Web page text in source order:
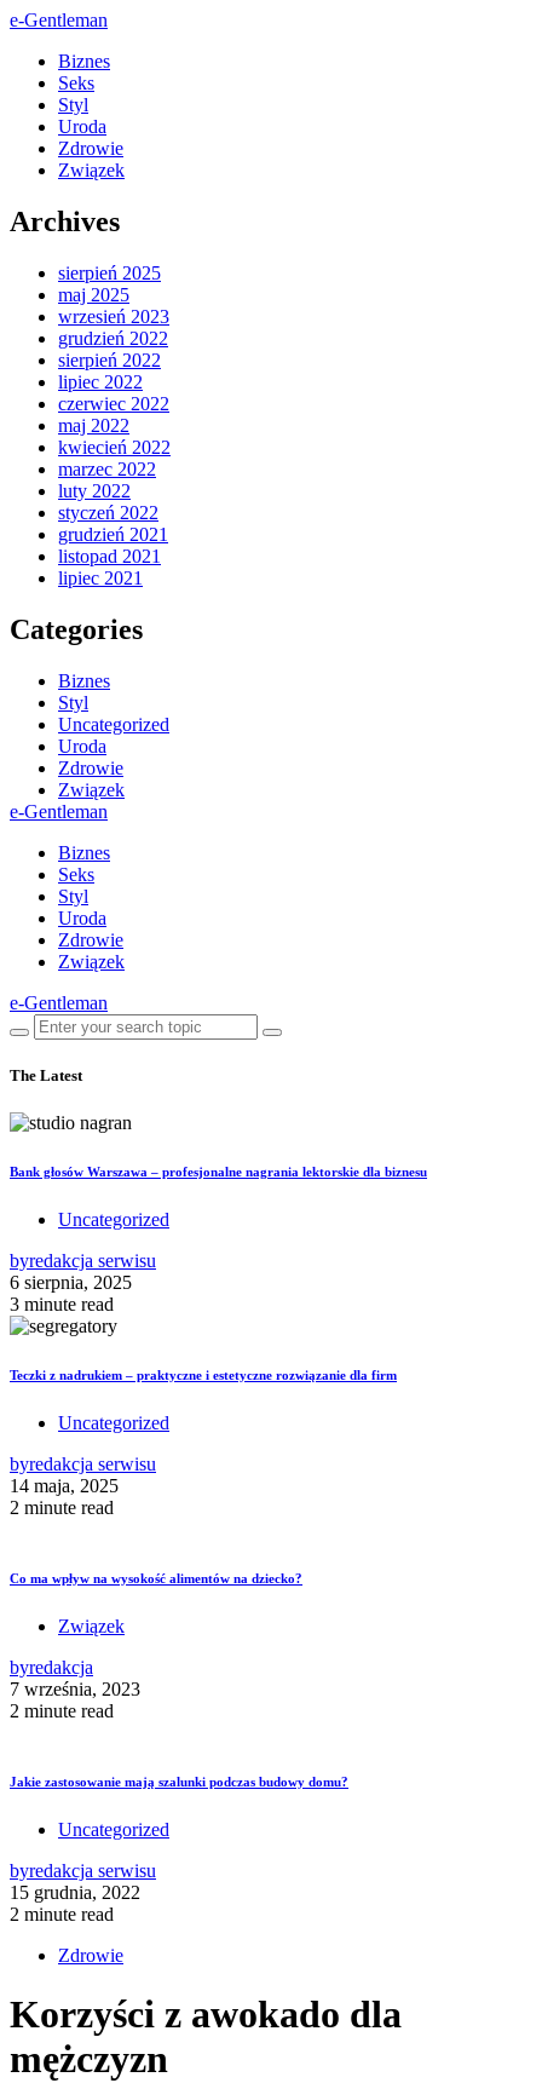
e-Gentleman
Biznes
Seks
Styl
Uroda
Zdrowie
Związek
Archives
sierpień 2025
maj 2025
wrzesień 2023
grudzień 2022
sierpień 2022
lipiec 2022
czerwiec 2022
maj 2022
kwiecień 2022
marzec 2022
luty 2022
styczeń 2022
grudzień 2021
listopad 2021
lipiec 2021
Categories
Biznes
Styl
Uncategorized
Uroda
Zdrowie
Związek
e-Gentleman
Biznes
Seks
Styl
Uroda
Zdrowie
Związek
e-Gentleman
The Latest
Bank głosów Warszawa – profesjonalne nagrania lektorskie dla biznesu
Uncategorized
byredakcja serwisu
6 sierpnia, 2025
3 minute read
Teczki z nadrukiem – praktyczne i estetyczne rozwiązanie dla firm
Uncategorized
byredakcja serwisu
14 maja, 2025
2 minute read
Co ma wpływ na wysokość alimentów na dziecko?
Związek
byredakcja
7 września, 2023
2 minute read
Jakie zastosowanie mają szalunki podczas budowy domu?
Uncategorized
byredakcja serwisu
15 grudnia, 2022
2 minute read
Zdrowie
Korzyści z awokado dla
mężczyzn